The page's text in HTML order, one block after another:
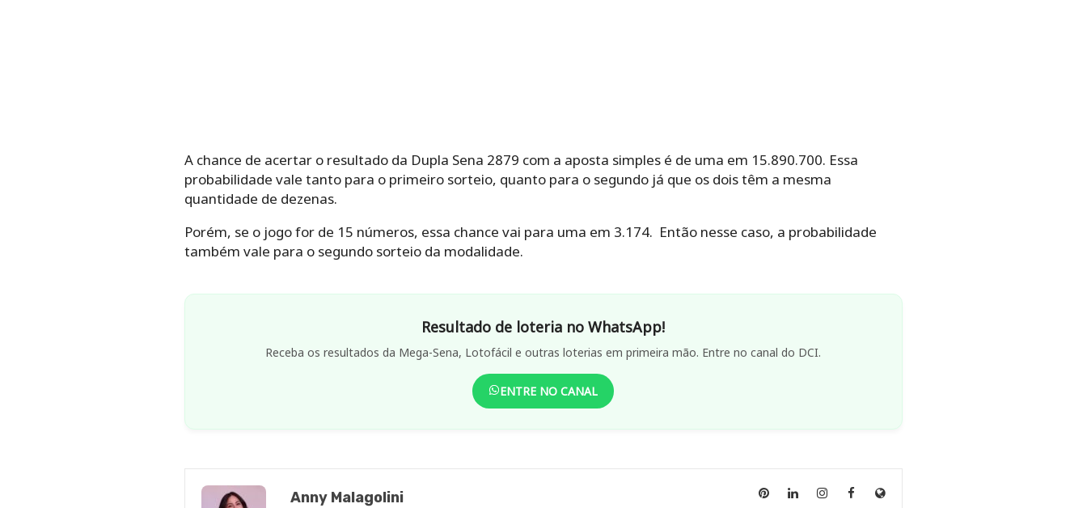
A chance de acertar o resultado da Dupla Sena 2879 com a aposta simples é de uma em 15.890.700. Essa
probabilidade vale tanto para o primeiro sorteio, quanto para o segundo já que os dois têm a mesma
quantidade de dezenas.
Porém, se o jogo for de 15 números, essa chance vai para uma em 3.174. Então nesse caso, a probabilidade
também vale para o segundo sorteio da modalidade.
Resultado de loteria no WhatsApp!
Receba os resultados da Mega-Sena, Lotofácil e outras loterias em primeira mão. Entre no canal do DCI.
ENTRE NO CANAL
Anny Malagolini
AnnyAnnyAnnyAnnySite